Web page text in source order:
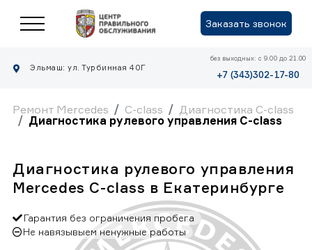
Заказать звонок
Эльмаш: ул. Турбинная 40Г
без выходных: с 9.00 до 21.00
+7 (343)302-17-80
Ремонт Mercedes C-class
Диагностика C-class
Диагностика рулевого управления C-class
Диагностика рулевого управления
Mercedes C-class в Екатеринбурге
Гарантия без ограничения пробега
Не навязывыем ненужные работы